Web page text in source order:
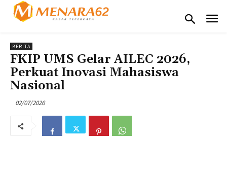
BERITA
FKIP UMS Gelar AILEC 2026,
Perkuat Inovasi Mahasiswa
Nasional
02/07/2026